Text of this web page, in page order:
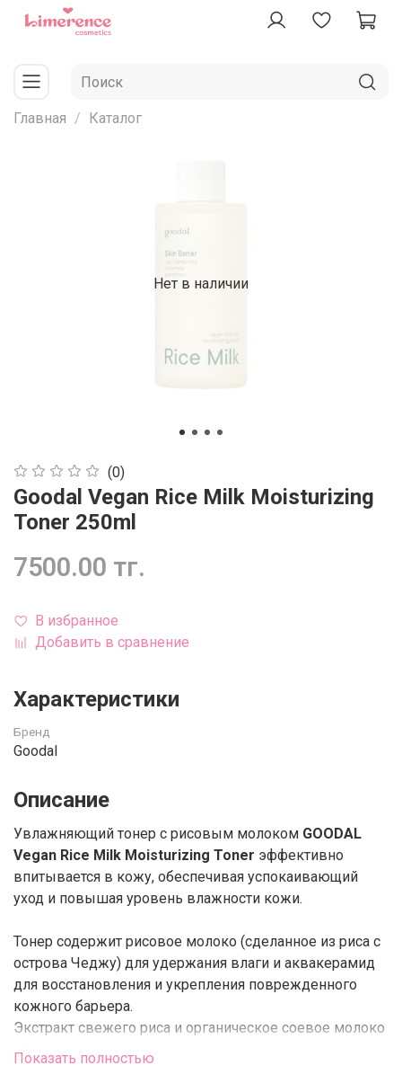
Главная Каталог
Нет в наличии
(0)
Goodal Vegan Rice Milk Moisturizing
Toner 250ml
7500.00 тг.
В избранное
Добавить в сравнение
Характеристики
Бренд
Goodal
Описание
Увлажняющий тонер с рисовым молоком GOODAL
Vegan Rice Milk Moisturizing Toner эффективно
впитывается в кожу, обеспечивая успокаивающий
уход и повышая уровень влажности кожи.
Тонер содержит рисовое молоко (сделанное из риса с
острова Чеджу) для удержания влаги и аквакерамид
для восстановления и укрепления поврежденного
кожного барьера.
Экстракт свежего риса и органическое соевое молоко
объединены в идеально увлажняющий союз.
Показать полностью